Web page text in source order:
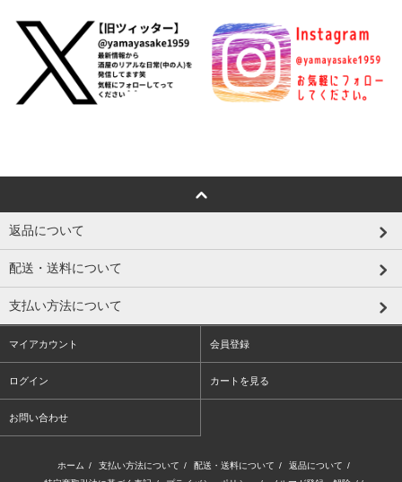
返品について
配送・送料について
支払い方法について
マイアカウント 会員登録
ログイン カートを見る
お問い合わせ
ホーム / 支払い方法について / 配送・送料について / 返品について /